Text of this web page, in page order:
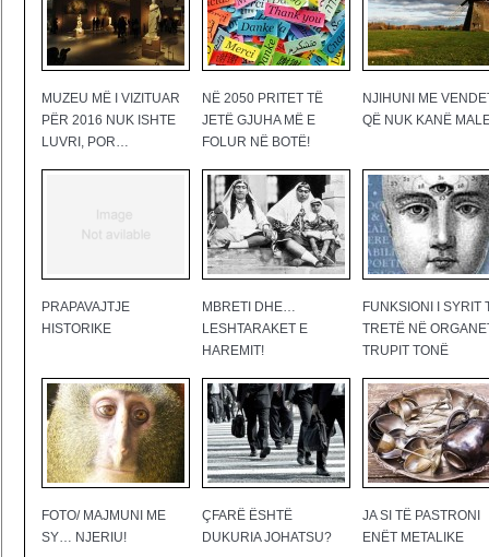
MUZEU MË I VIZITUAR
PËR 2016 NUK ISHTE
LUVRI, POR…
NË 2050 PRITET TË
JETË GJUHA MË E
FOLUR NË BOTË!
NJIHUNI ME
QË NUK KANË
PRAPAVAJTJE
HISTORIKE
MBRETI DHE…
LESHTARAKET E
HAREMIT!
FUNKSIONI I SYRIT
TRETË NË
TRUPIT TONË
FOTO/ MAJMUNI ME
SY… NJERIU!
ÇFARË ËSHTË
DUKURIA JOHATSU?
JA SI TË PASTRONI
ENËT METALIKE